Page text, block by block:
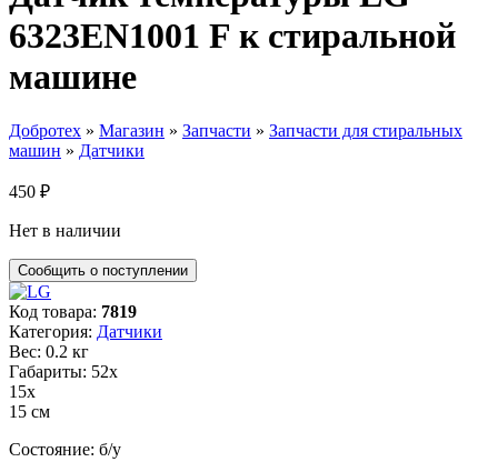
6323EN1001 F к стиральной
машине
Добротех » Магазин » Запчасти » Запчасти для стиральных
машин » Датчики
450 ₽
Нет в наличии
Код товара: 7819
Категория: Датчики
Вес: 0.2 кг
Габариты: 52х
15х
15 см
Состояние: б/у